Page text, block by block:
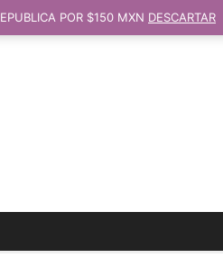
POR $150 MXN DESCARTAR